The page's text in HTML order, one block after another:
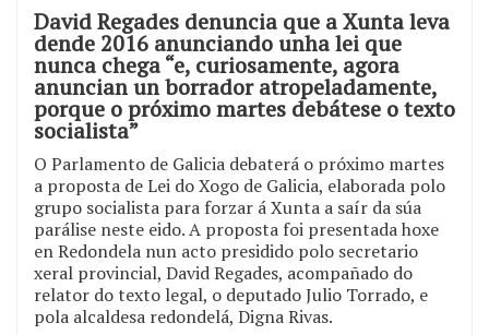
David Regades denuncia que a Xunta leva
dende 2016 anunciando unha lei que
nunca chega “e, curiosamente, agora
anuncian un borrador atropeladamente,
porque o próximo martes debátese o texto
socialista”
O Parlamento de Galicia debaterá o próximo martes
a proposta de Lei do Xogo de Galicia, elaborada polo
grupo socialista para forzar á Xunta a saír da súa
parálise neste eido. A proposta foi presentada hoxe
en Redondela nun acto presidido polo secretario
xeral provincial, David Regades, acompañado do
relator do texto legal, o deputado Julio Torrado, e
pola alcaldesa redondelá, Digna Rivas.